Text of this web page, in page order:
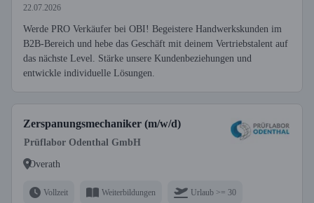
22.07.2026
Werde PRO Verkäufer bei OBI! Begeistere Handwerkskunden im
B2B-Bereich und hebe das Geschäft mit deinem Vertriebstalent auf
das nächste Level. Stärke unsere Kundenbeziehungen und
entwickle individuelle Lösungen.
Zerspanungsmechaniker (m/w/d)
Prüflabor Odenthal GmbH
Overath
Vollzeit Weiterbildungen Urlaub >= 30